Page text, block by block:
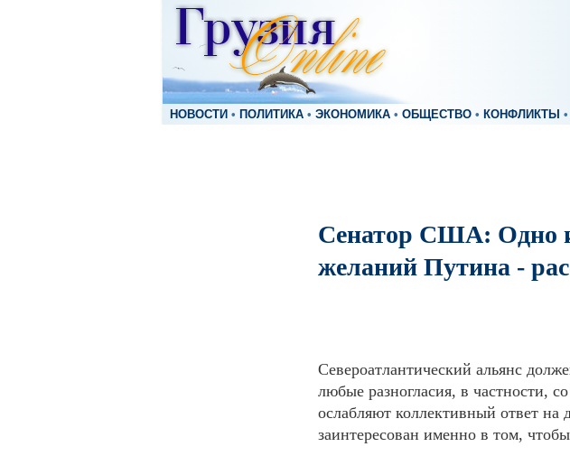
НОВОСТИ • ПОЛИТИКА • ЭКОНОМИКА • ОБЩЕСТВО • КОНФЛИКТЫ •
Сенатор США: Одно
желаний Путина -
Североатлантический альянс
любые разногласия, в частности,
ослабляют коллективный ответ
заинтересован именно в том,